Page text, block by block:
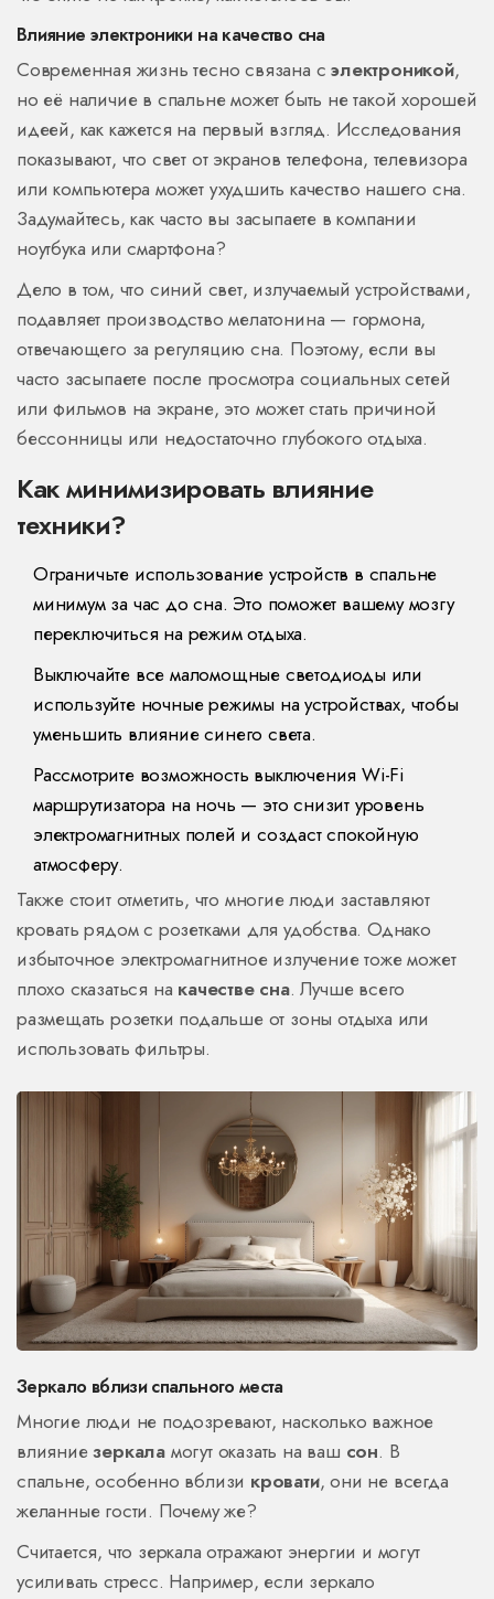
Влияние электроники на качество сна
Современная жизнь тесно связана сэлектроникой,
но её наличие в спальне может быть не такой хорошей
идеей, как кажется на первый взгляд. Исследования
показывают, что свет от экранов телефона, телевизора
или компьютера может ухудшить качество нашего сна.
Задумайтесь, как часто вы засыпаете в компании
ноутбука или смартфона?
Дело в том, что синий свет, излучаемый устройствами,
подавляет производство мелатонина — гормона,
отвечающего за регуляцию сна. Поэтому, если вы
часто засыпаете после просмотра социальных сетей
или фильмов на экране, это может стать причиной
бессонницы или недостаточно глубокого отдыха.
Как минимизировать влияние
техники?
Ограничьте использование устройств в спальне
минимум за час до сна. Это поможет вашему мозгу
переключиться на режим отдыха.
Выключайте все маломощные светодиоды или
используйте ночные режимы на устройствах, чтобы
уменьшить влияние синего света.
Рассмотрите возможность выключения Wi-Fi
маршрутизатора на ночь — это снизит уровень
электромагнитных полей и создаст спокойную
атмосферу.
Также стоит отметить, что многие люди заставляют
кровать рядом с розетками для удобства. Однако
избыточное электромагнитное излучение тоже может
плохо сказаться на качестве сна. Лучше всего
размещать розетки подальше от зоны отдыха или
использовать фильтры.
Зеркало вблизи спального места
Многие люди не подозревают, насколько важное
влияниезеркала могут оказать на ваш сон. В
спальне, особенно вблизи кровати, они не всегда
желанные гости. Почему же?
Считается, что зеркала отражают энергии и могут
усиливать стресс. Например, если зеркало